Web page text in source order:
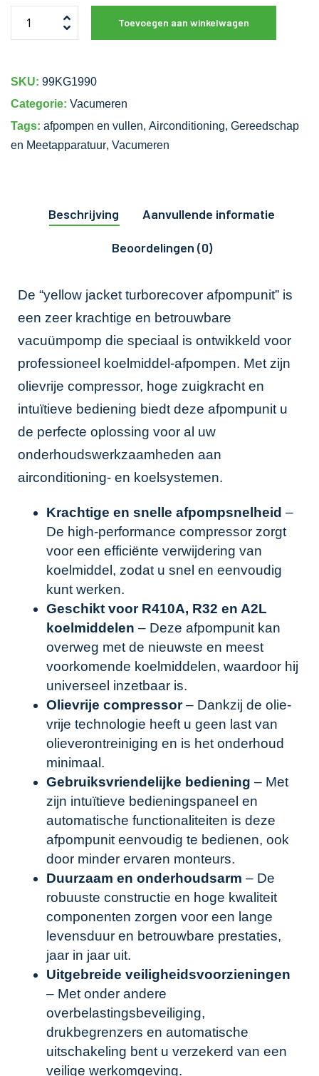
Toevoegen aan winkelwagen
SKU: 99KG1990
Categorie: Vacumeren
Tags: afpompen en vullen, Airconditioning, Gereedschap
en Meetapparatuur, Vacumeren
Beschrijving Aanvullende informatie
Beoordelingen (0)
De “yellow jacket turborecover afpompunit” is
een zeer krachtige en betrouwbare
vacuümpomp die speciaal is ontwikkeld voor
professioneel koelmiddel-afpompen. Met zijn
olievrije compressor, hoge zuigkracht en
intuïtieve bediening biedt deze afpompunit u
de perfecte oplossing voor al uw
onderhoudswerkzaamheden aan
airconditioning- en koelsystemen.
Krachtige en snelle afpompsnelheid –
De high-performance compressor zorgt
voor een efficiënte verwijdering van
koelmiddel, zodat u snel en eenvoudig
kunt werken.
Geschikt voor R410A, R32 en A2L
koelmiddelen – Deze afpompunit kan
overweg met de nieuwste en meest
voorkomende koelmiddelen, waardoor hij
universeel inzetbaar is.
Olievrije compressor– Dankzij de olie-
vrije technologie heeft u geen last van
olieverontreiniging en is het onderhoud
minimaal.
Gebruiksvriendelijke bediening – Met
zijn intuïtieve bedieningspaneel en
automatische functionaliteiten is deze
afpompunit eenvoudig te bedienen, ook
door minder ervaren monteurs.
Duurzaam en onderhoudsarm – De
robuuste constructie en hoge kwaliteit
componenten zorgen voor een lange
levensduur en betrouwbare prestaties,
jaar in jaar uit.
Uitgebreide veiligheidsvoorzieningen
– Met onder andere
overbelastingsbeveiliging,
drukbegrenzers en automatische
uitschakeling bent u verzekerd van een
veilige werkomgeving.